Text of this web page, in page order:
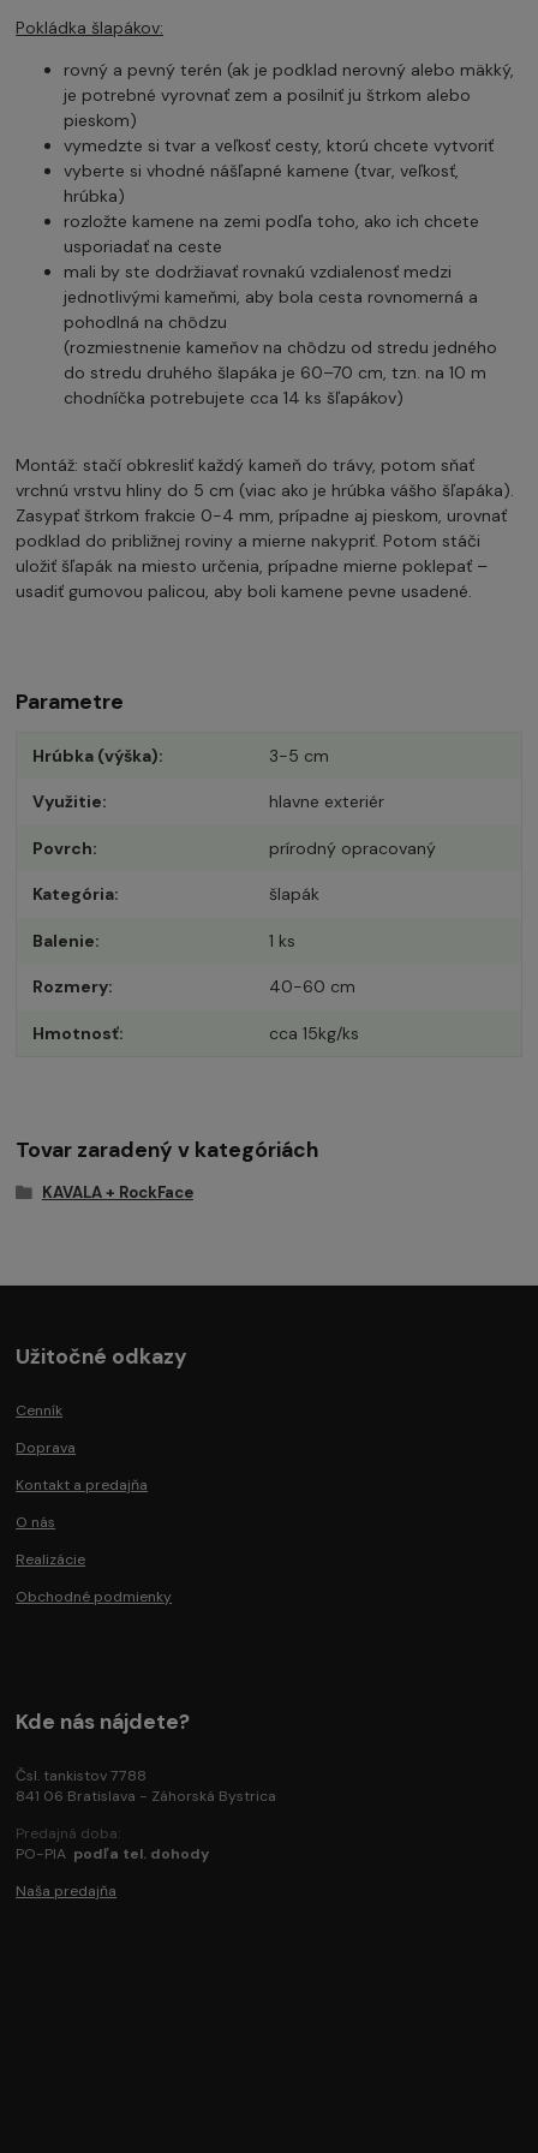
Pokládka šlapákov:
rovný a pevný terén (ak je podklad nerovný alebo mäkký,
je potrebné vyrovnať zem a posilniť ju štrkom alebo
pieskom)
vymedzte si tvar a veľkosť cesty, ktorú chcete vytvoriť
vyberte si vhodné nášľapné kamene (tvar, veľkosť,
hrúbka)
rozložte kamene na zemi podľa toho, ako ich chcete
usporiadať na ceste
mali by ste dodržiavať rovnakú vzdialenosť medzi
jednotlivými kameňmi, aby bola cesta rovnomerná a
pohodlná na chôdzu
(rozmiestnenie kameňov na chôdzu od stredu jedného
do stredu druhého šlapáka je 60–70 cm, tzn. na 10 m
chodníčka potrebujete cca 14 ks šľapákov)
Montáž: stačí obkresliť každý kameň do trávy, potom sňať
vrchnú vrstvu hliny do 5 cm (viac ako je hrúbka vášho šľapáka).
Zasypať štrkom frakcie 0-4 mm, prípadne aj pieskom, urovnať
podklad do približnej roviny a mierne nakypriť. Potom stáči
uložiť šľapák na miesto určenia, prípadne mierne poklepať –
usadiť gumovou palicou, aby boli kamene pevne usadené.
Parametre
Hrúbka (výška) 3-5 cm
Využitie hlavne exteriér
Povrch prírodný opracovaný
Kategória šlapák
Balenie 1 ks
Rozmery 40-60 cm
Hmotnosť cca 15kg/ks
Tovar zaradený v kategóriách
KAVALA + RockFace
Užitočné odkazy
Cenník
Doprava
Kontakt a predajňa
O nás
Realizácie
Obchodné podmienky
Kde nás nájdete?
Čsl. tankistov 7788
841 06 Bratislava - Záhorská Bystrica
Predajná doba:
PO-PIA podľa tel. dohody
Naša predajňa